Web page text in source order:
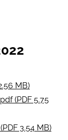
MB)
(PDF 5.75
3.54 MB)